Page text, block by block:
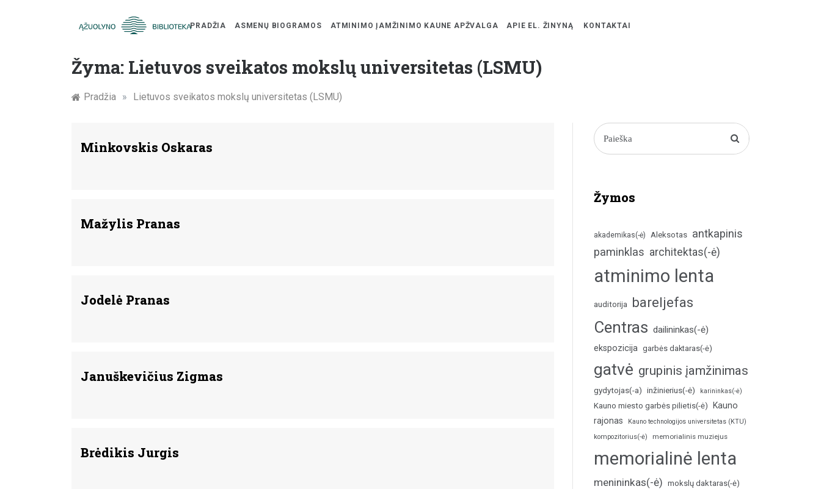
Žymūs
Kauno
atminimo
PRADŽIA ASMENŲ BIOGRAMOS ATMINIMO ĮAMŽINIMO KAUNE APŽVALGA APIE EL. ŽINYNĄ KONTAKTAI
Žyma: Lietuvos sveikatos mokslų universitetas (LSMU)
Pradžia » Lietuvos sveikatos mokslų universitetas (LSMU)
Minkovskis Oskaras
Mažylis Pranas
Jodelė Pranas
Januškevičius Zigmas
Brėdikis Jurgis
Žymos
akademikas(-ė) Aleksotas antkapinis
paminklas architektas(-ė)
atminimo lenta
auditorija bareljefas
Centras dailininkas(-ė)
ekspozicija garbės daktaras(-ė)
gatvė grupinis įamžinimas
gydytojas(-a) inžinierius(-ė) karininkas(-ė)
Kauno miesto garbės pilietis(-ė)
Kauno
rajonas
Kauno technologijos universitetas (KTU)
kompozitorius(-ė)
memorialinis muziejus
memorialinė lenta
menininkas(-ė) mokslų daktaras(-ė)